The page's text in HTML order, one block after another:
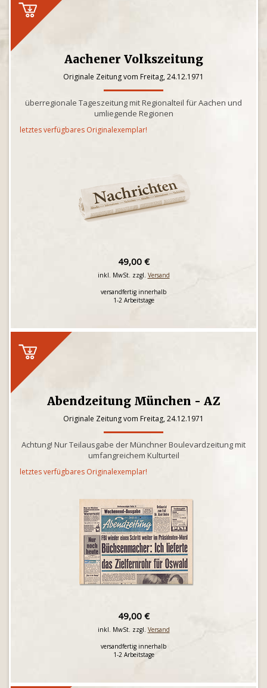
Aachener Volkszeitung
Originale Zeitung vom Freitag, 24.12.1971
überregionale Tageszeitung mit Regionalteil für Aachen und
umliegende Regionen
letztes verfügbares Originalexemplar!
49,00 €
inkl. MwSt. zzgl. Versand
versandfertig innerhalb
1-2 Arbeitstage
Abendzeitung München - AZ
Originale Zeitung vom Freitag, 24.12.1971
Achtung! Nur Teilausgabe der Münchner Boulevardzeitung mit
umfangreichem Kulturteil
letztes verfügbares Originalexemplar!
49,00 €
inkl. MwSt. zzgl. Versand
versandfertig innerhalb
1-2 Arbeitstage